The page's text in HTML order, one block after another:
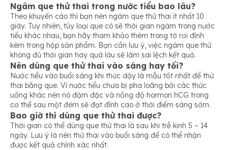
Ngâm que thử thai trong nước tiểu bao lâu?
Theo khuyến cáo thì bạn nên ngâm que thử thai ít nhất 10
giây. Tuy nhiên, tùy loại que có sẽ thời gian ngâm trong nước
tiểu khác nhau, bạn hãy tham khảo thêm trong tờ rơi đính
kèm trong hộp sản phẩm. Bạn cần lưu ý, việc ngâm que thử
không đủ thời gian hay quá lâu sẽ làm sai lệch kết quả.
Nên dùng que thử thai vào sáng hay tối?
Nước tiểu vào buổi sáng khi thức dậy là mẫu tốt nhất để thử
thai bằng que. Vì nước tiểu chưa bị pha loãng bởi các thức
uống khác nên nó đậm đặc và nồng độ hormon hCG trong
cơ thể sau một đêm sẽ đạt đỉnh cao ở thời điểm sáng sớm.
Bao giờ thì dùng que thử thai được?
Thời gian có thể dùng que thử thai là sau khi trễ kinh 5 – 14
ngày. Lưu ý là nên thử thai vào buổi sáng để có thể nhận
được kết quả chính xác nhất.